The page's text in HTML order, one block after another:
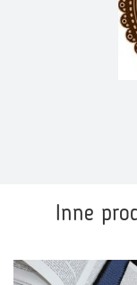
Inne